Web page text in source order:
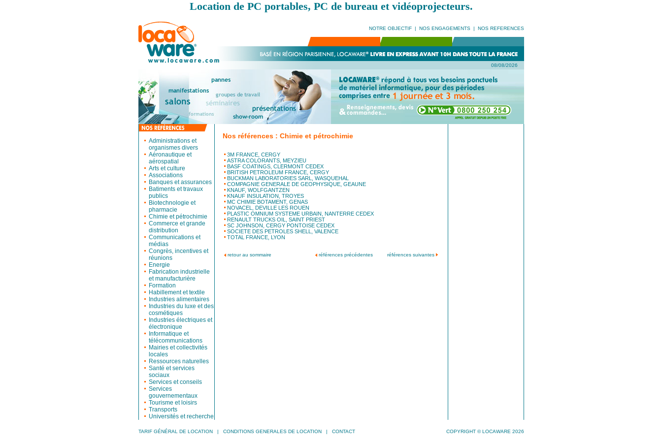
Location de PC portables, PC de bureau et vidéoprojecteurs.
NOTRE OBJECTIF| NOS ENGAGEMENTS| NOS REFERENCES
08/08/2026
Administrations et
organismes divers
Aéronautique et
aérospatial
Arts et culture
Associations
Banques et assurances
Batiments et travaux
publics
Biotechnologie et
pharmacie
Chimie et pétrochimie
Commerce et grande
distribution
Communications et
médias
Congrès, incentives et
réunions
Energie
Fabrication industrielle
et manufacturière
Formation
Habillement et textile
Industries alimentaires
Industries du luxe et des
cosmétiques
Industries électriques et
électronique
Informatique et
télécommunications
Mairies et collectivités
locales
Ressources naturelles
Santé et services
sociaux
Services et conseils
Services
gouvernementaux
Tourisme et loisirs
Transports
Universités et recherche
Nos références : Chimie et pétrochimie
3M FRANCE, CERGY
ASTRA COLORANTS, MEYZIEU
BASF COATINGS, CLERMONT CEDEX
BRITISH PETROLEUM FRANCE, CERGY
BUCKMAN LABORATORIES SARL, WASQUEHAL
COMPAGNIE GENERALE DE GEOPHYSIQUE, GEAUNE
KNAUF, WOLFGANTZEN
KNAUF INSULATION, TROYES
MC CHIMIE BOTAMENT, GENAS
NOVACEL, DEVILLE LES ROUEN
PLASTIC OMNIUM SYSTEME URBAIN, NANTERRE CEDEX
RENAULT TRUCKS OIL, SAINT PRIEST
SC JOHNSON, CERGY PONTOISE CEDEX
SOCIETE DES PETROLES SHELL, VALENCE
TOTAL FRANCE, LYON
retour au sommaire références précédentes références suivantes
TARIF GÉNÉRAL DE LOCATION| CONDITIONS GENERALES DE LOCATION| CONTACT COPYRIGHT © LOCAWARE 2026